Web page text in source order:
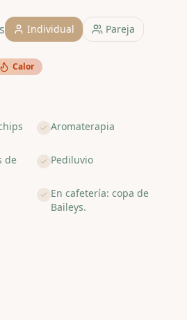
Individual Pareja
Calor
Aromaterapia
de
Pediluvio
En cafetería: copa de
Baileys.